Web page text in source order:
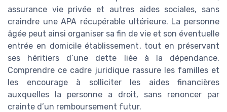
assurance vie privée et autres aides sociales, sans
craindre une APA récupérable ultérieure. La personne
âgée peut ainsi organiser sa fin de vie et son éventuelle
entrée en domicile établissement, tout en préservant
ses héritiers d’une dette liée à la dépendance.
Comprendre ce cadre juridique rassure les familles et
les encourage à solliciter les aides financières
auxquelles la personne a droit, sans renoncer par
crainte d’un remboursement futur.